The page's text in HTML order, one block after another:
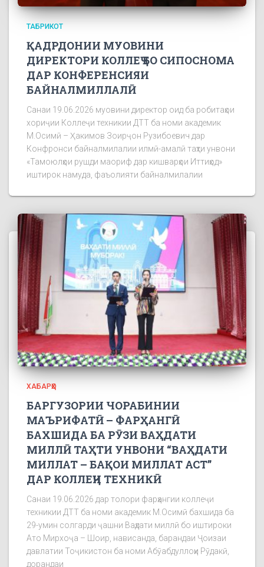
ТАБРИКОТ
ҚАДРДОНИИ МУОВИНИ
ДИРЕКТОРИ КОЛЛЕҶ БО СИПОСНОМА
ДАР КОНФЕРЕНСИЯИ
БАЙНАЛМИЛЛАЛӢ
Санаи 19.06.2026 муовини директор оид ба робитаҳои
хориҷии Коллеҷи техникии ДТТ ба номи академик
М.Осимӣ – Ҳакимов Зоирҷон Рузибоевич дар
Конфронси байналмилалии илмӣ-амалӣ таҳти унвони
«Тамоюлҳои рушди маориф дар кишварҳои Иттиҳод»
иштирок намуда, фаъолияти байналмилалии
ХАБАРҲО
БАРГУЗОРИИ ЧОРАБИНИИ
МАЪРИФАТӢ – ФАРҲАНГӢ
БАХШИДА БА РӮЗИ ВАҲДАТИ
МИЛЛӢ ТАҲТИ УНВОНИ “ВАҲДАТИ
МИЛЛАТ – БАҚОИ МИЛЛАТ АСТ”
ДАР КОЛЛЕҶИ ТЕХНИКӢ
Санаи 19.06.2026 дар толори фарҳангии коллеҷи
техникии ДТТ ба номи академик М.Осимӣ бахшида ба
29-умин солгарди ҷашни Ваҳдати миллӣ бо иштироки
Ато Мирхоҷа – Шоир, нависанда, барандаи Ҷоизаи
давлатии Тоҷикистон ба номи Абӯабдуллоҳи Рӯдакӣ,
дорандаи